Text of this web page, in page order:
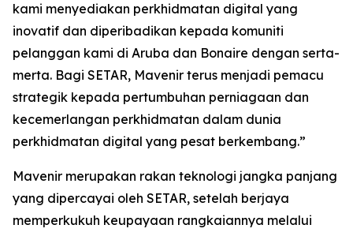
kami menyediakan perkhidmatan digital yang
inovatif dan diperibadikan kepada komuniti
pelanggan kami di Aruba dan Bonaire dengan serta-
merta. Bagi SETAR, Mavenir terus menjadi pemacu
strategik kepada pertumbuhan perniagaan dan
kecemerlangan perkhidmatan dalam dunia
perkhidmatan digital yang pesat berkembang.”
Mavenir merupakan rakan teknologi jangka panjang
yang dipercayai oleh SETAR, setelah berjaya
memperkukuh keupayaan rangkaiannya melalui